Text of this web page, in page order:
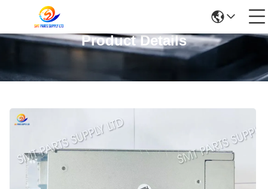
Product Details